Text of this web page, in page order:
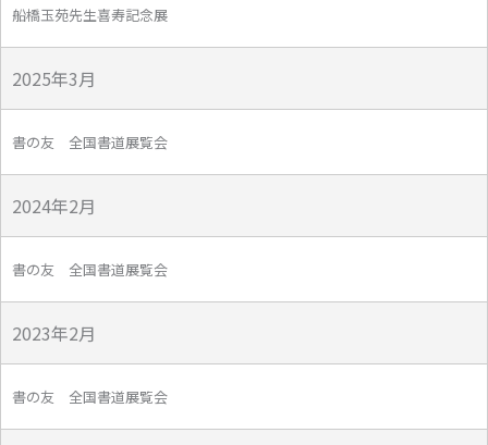
船橋玉苑先生喜寿記念展
2025年3月
書の友 全国書道展覧会
2024年2月
書の友 全国書道展覧会
2023年2月
書の友 全国書道展覧会